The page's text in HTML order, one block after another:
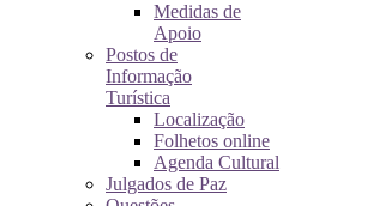
Medidas de
Apoio
Postos de
Informação
Turística
Localização
Folhetos online
Agenda Cultural
Julgados de Paz